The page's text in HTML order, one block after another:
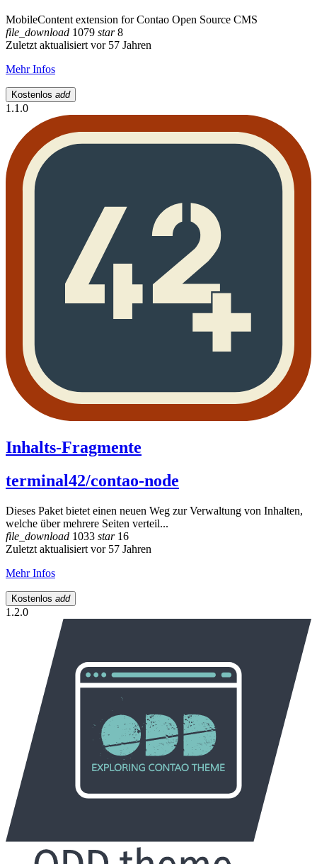
MobileContent extension for Contao Open Source CMS
file_download 1079 star8
Zuletzt aktualisiert vor 57 Jahren
Mehr Infos
Kostenlos add
1.1.0
Inhalts-Fragmente
terminal42/contao-node
Dieses Paket bietet einen neuen Weg zur Verwaltung von Inhalten,
welche über mehrere Seiten verteil...
file_download 1033 star16
Zuletzt aktualisiert vor 57 Jahren
Mehr Infos
Kostenlos add
1.2.0